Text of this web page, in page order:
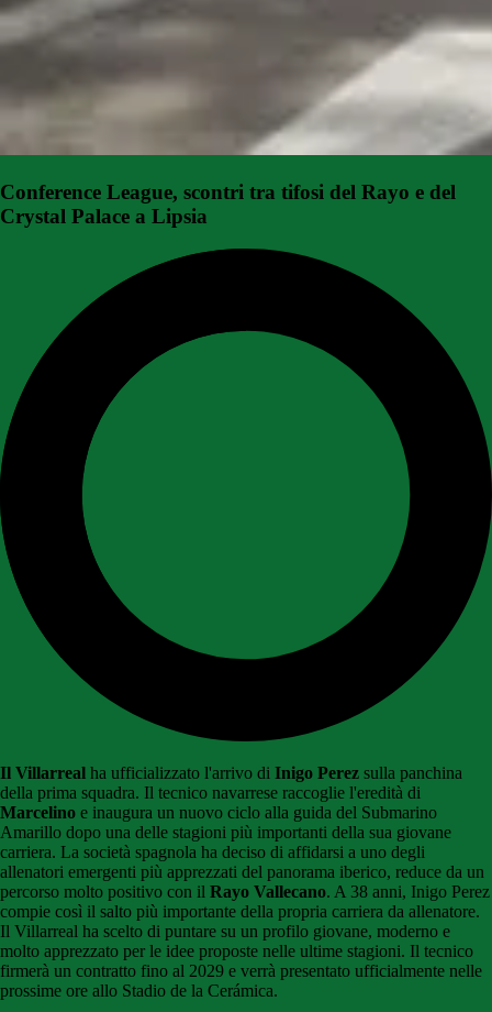
Conference League, scontri tra tifosi del Rayo e del
Crystal Palace a Lipsia
Il Villarreal ha ufficializzato l'arrivo di Inigo Perez sulla panchina
della prima squadra. Il tecnico navarrese raccoglie l'eredità di
Marcelino e inaugura un nuovo ciclo alla guida del Submarino
Amarillo dopo una delle stagioni più importanti della sua giovane
carriera. La società spagnola ha deciso di affidarsi a uno degli
allenatori emergenti più apprezzati del panorama iberico, reduce da un
percorso molto positivo con il Rayo Vallecano. A 38 anni, Inigo Perez
compie così il salto più importante della propria carriera da allenatore.
Il Villarreal ha scelto di puntare su un profilo giovane, moderno e
molto apprezzato per le idee proposte nelle ultime stagioni. Il tecnico
firmerà un contratto fino al 2029 e verrà presentato ufficialmente nelle
prossime ore allo Stadio de la Cerámica.